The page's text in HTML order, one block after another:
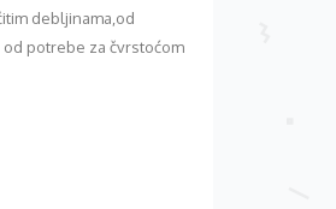
debljinama,od
od potrebe za čvrstoćom